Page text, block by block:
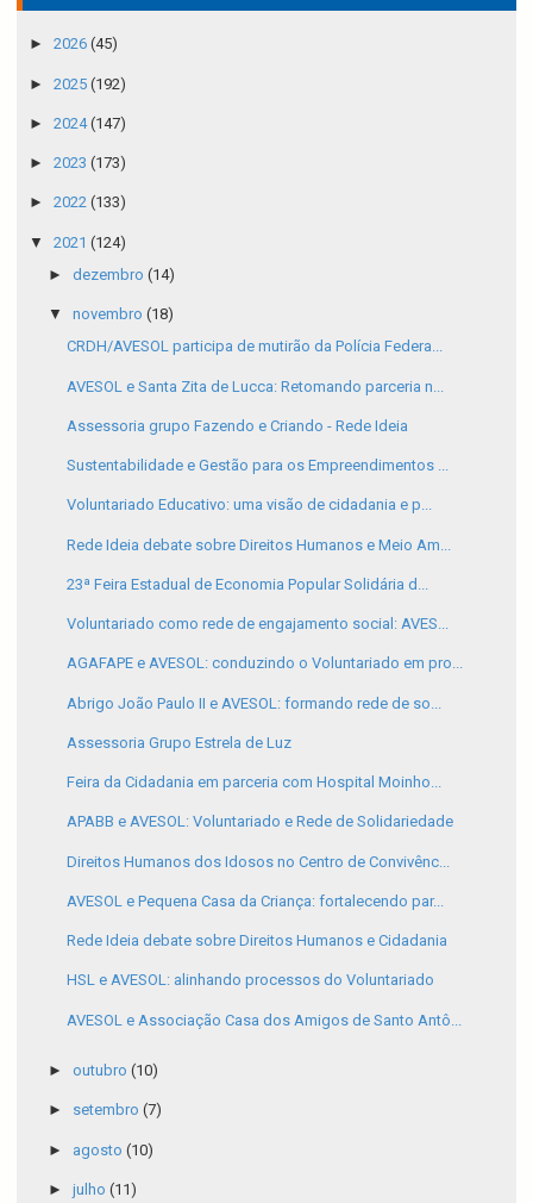
► 2026 (45)
► 2025 (192)
► 2024(147)
► 2023 (173)
► 2022 (133)
▼ 2021 (124)
► dezembro (14)
▼ novembro (18)
CRDH/AVESOL participa de mutirão da Polícia Federa...
AVESOL e Santa Zita de Lucca: Retomando parceria n...
Assessoria grupo Fazendo e Criando - Rede Ideia
Sustentabilidade e Gestão para os Empreendimentos ...
Voluntariado Educativo: uma visão de cidadania e p...
Rede Ideia debate sobre Direitos Humanos e Meio Am...
23ª Feira Estadual de Economia Popular Solidária d...
Voluntariado como rede de engajamento social: AVES...
AGAFAPE e AVESOL: conduzindo o Voluntariado em pro...
Abrigo João Paulo II e AVESOL: formando rede de so...
Assessoria Grupo Estrela de Luz
Feira da Cidadania em parceria com Hospital Moinho...
APABB e AVESOL: Voluntariado e Rede de Solidariedade
Direitos Humanos dos Idosos no Centro de Convivênc...
AVESOL e Pequena Casa da Criança: fortalecendo par...
Rede Ideia debate sobre Direitos Humanos e Cidadania
HSL e AVESOL: alinhando processos do Voluntariado
AVESOL e Associação Casa dos Amigos de Santo Antô...
► outubro (10)
► setembro (7)
► agosto (10)
► julho (11)